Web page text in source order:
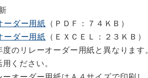
奈川区平川町１９ー１
業高等学校定時制
太 宛
ーダー用紙 （ＰＤＦ：７４ＫＢ）
ーダー用紙 （ＥＸＣＥＬ：２３ＫＢ）
のリレーオーダー用紙と異なります
用ください。